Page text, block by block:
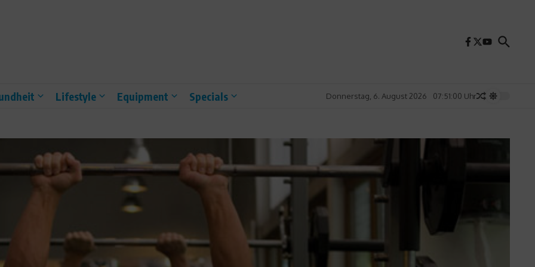
Lifestyle Equipment Specials Donnerstag, 6. August 2026 07:51:02 Uhr